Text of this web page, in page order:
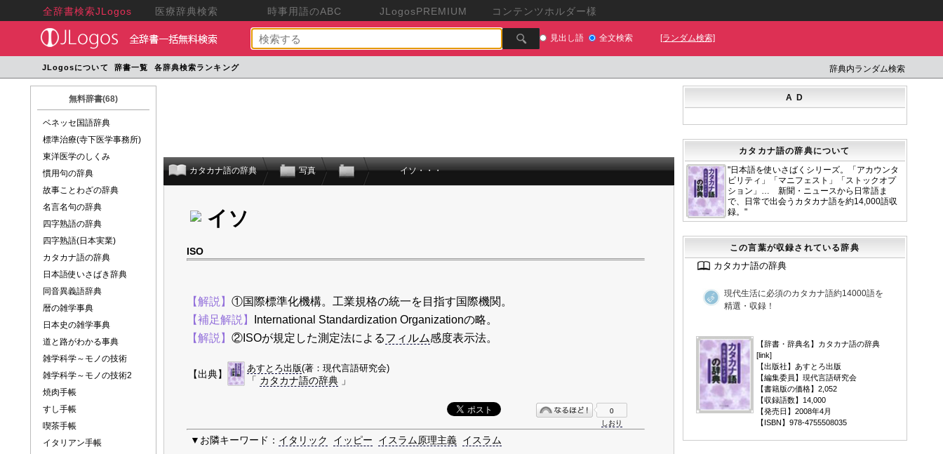
全辞書検索JLogos 医療辞典検索 時事用語のABC JLogosPREMIUM コンテンツホルダー様
見出し語 全文検索 [ランダム検索]
JLogosについて 辞書一覧 各辞典検索ランキング 辞典内ランダム検索
無料辞書(68)
ベネッセ国語辞典
標準治療(寺下医学事務所)
東洋医学のしくみ
慣用句の辞典
故事ことわざの辞典
名言名句の辞典
四字熟語の辞典
四字熟語(日本実業)
カタカナ語の辞典
日本語使いさばき辞典
同音異義語辞典
暦の雑学事典
日本史の雑学事典
道と路がわかる事典
雑学科学～モノの技術
雑学科学～モノの技術2
焼肉手帳
すし手帳
喫茶手帳
イタリアン手帳
カタカナ語の辞典 写真 イソ・・・
イソ
ISO
【解説】 ①国際標準化機構。工業規格の統一を目指す国際機関。
【補足解説】
International Standardization Organizationの略。
【解説】 ②ISOが規定した測定法によるフィルム感度表示法。
【出典】
あすとろ出版(著：現代言語研究会)
「 カタカナ語の辞典」
0
しおり
▼お隣キーワード： イタリック イッピー イスラム原理主義 イスラム
A D
カタカナ語の辞典について
"日本語を使いさばくシリーズ。「アカウンタ
ビリティ」「マニフェスト」「ストックオプ
ション」… 新聞・ニュースから日常語ま
で、日常で出会うカタカナ語を約14,000語収
録。"
この言葉が収録されている辞典
カタカナ語の辞典
現代生活に必須のカタカナ語約14000語を
精選・収録！
【辞書・辞典名】カタカナ語の辞典
[link]
【出版社】あすとろ出版
【編集委員】現代言語研究会
【書籍版の価格】2,052
【収録語数】14,000
【発売日】2008年4月
【ISBN】978-4755508035